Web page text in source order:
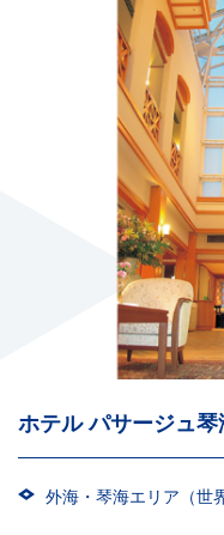
ホテル パサージュ琴
外海・琴海エリア（世